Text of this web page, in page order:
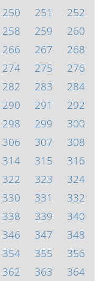
250 251
252
258 259
260
266 267
268
274 275
276
282 283
284
290 291
292
298 299
300
306 307
308
314 315
316
322 323
324
330 331
332
338 339
340
346 347
348
354 355
356
362 363 364